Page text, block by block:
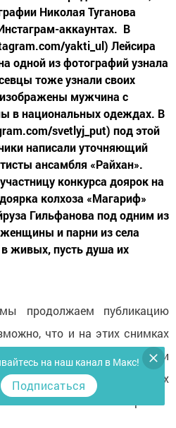
Николая Туганова
аккаунтах. В
yakti_ul) Лейсира
одной из фотографий узнала
тоже узнали своих
изображены мужчина с
в национальных одеждах. В
svetlyj_put) под этой
написали уточняющий
ансамбля «Райхан».
конкурса доярок на
колхоза «Магариф»
Гильфанова под одним из
и парни из села
живых, пусть душа их
продолжаем публикацию
что и на этих снимках
своих родственников или
будут размещены и в наших
свои комментарии!
на наш канал в Макс!
Подписаться